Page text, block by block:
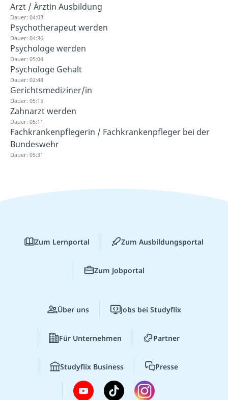
Arzt / Ärztin Ausbildung
Dauer: 04:03
Psychotherapeut werden
Dauer: 04:36
Psychologe werden
Dauer: 05:04
Psychologe Gehalt
Dauer: 02:48
Gerichtsmediziner/in
Dauer: 05:15
Zahnarzt werden
Dauer: 05:11
Fachkrankenpflegerin / Fachkrankenpfleger bei der
Bundeswehr
Dauer: 05:31
Zum Lernportal Zum Ausbildungsportal
Zum Jobportal
Über uns Jobs bei Studyflix
Für Unternehmen Partner
Studyflix Business Presse